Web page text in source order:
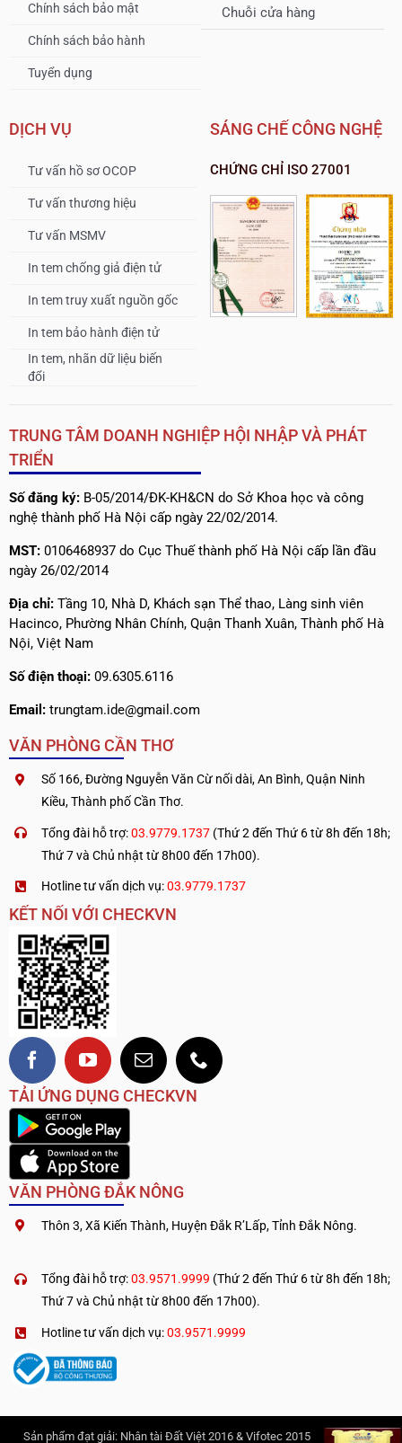
Chính sách bảo mật
Chính sách bảo hành
Tuyển dụng
Chuỗi cửa hàng
DỊCH VỤ
Tư vấn hồ sơ OCOP
Tư vấn thương hiệu
Tư vấn MSMV
In tem chống giả điện tử
In tem truy xuất nguồn gốc
In tem bảo hành điện tử
In tem, nhãn dữ liệu biến
đổi
SÁNG CHẾ CÔNG NGHỆ
CHỨNG CHỈ ISO 27001
TRUNG TÂM DOANH NGHIỆP HỘI NHẬP VÀ PHÁT
TRIỂN
Số đăng ký: B-05/2014/ĐK-KH&CN do Sở Khoa học và công
nghệ thành phố Hà Nội cấp ngày 22/02/2014.
MST: 0106468937 do Cục Thuế thành phố Hà Nội cấp lần đầu
ngày 26/02/2014
Địa chỉ: Tầng 10, Nhà D, Khách sạn Thể thao, Làng sinh viên
Hacinco, Phường Nhân Chính, Quận Thanh Xuân, Thành phố Hà
Nội, Việt Nam
Số điện thoại: 09.6305.6116
Email: trungtam.ide@gmail.com
VĂN PHÒNG CẦN THƠ
Số 166, Đường Nguyễn Văn Cừ nối dài, An Bình, Quận Ninh
Kiều, Thành phố Cần Thơ.
Tổng đài hỗ trợ:03.9779.1737 (Thứ 2 đến Thứ 6 từ 8h đến 18h;
Thứ 7 và Chủ nhật từ 8h00 đến 17h00).
Hotline tư vấn dịch vụ:03.9779.1737
KẾT NỐI VỚI CHECKVN
TẢI ỨNG DỤNG CHECKVN
VĂN PHÒNG ĐẮK NÔNG
Thôn 3, Xã Kiến Thành, Huyện Đắk R’Lấp, Tỉnh Đắk Nông.
Tổng đài hỗ trợ:03.9571.9999 (Thứ 2 đến Thứ 6 từ 8h đến 18h;
Thứ 7 và Chủ nhật từ 8h00 đến 17h00).
Hotline tư vấn dịch vụ:03.9571.9999
Sản phẩm đạt giải: Nhân tài Đất Việt 2016 & Vifotec 2015